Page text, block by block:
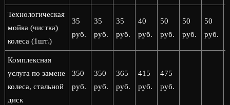
Технологическая
мойка (чистка)
колеса (1шт.)
35
руб.
35
руб.
35
руб.
40
руб.
50
руб.
50
руб.
50
руб.
Комплексная
услуга по замене
колеса, стальной
диск
350
руб.
350
руб.
365
руб.
415
руб.
475
руб.